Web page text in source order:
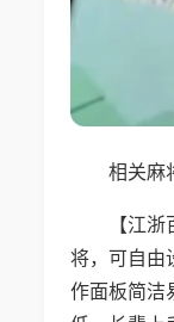
相关麻
【江
将，可自由
作面板简洁